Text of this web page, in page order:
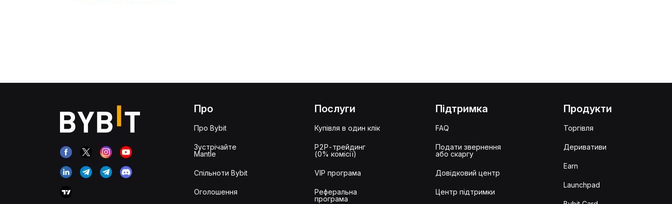
Про
Про Bybit
Зустрічайте
Mantle
Спільноти Bybit
Оголошення
Послуги
Купівля в один клік
P2P-трейдинг
(0% комісії)
VIP програма
Реферальна
програма
Підтримка
FAQ
Подати звернення
або скаргу
Довідковий центр
Центр підтримки
Продукти
Торгівля
Деривативи
Earn
Launchpad